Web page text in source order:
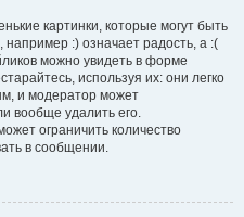
картинки, которые могут быть
:) означает радость, а :(
можно увидеть в форме
используя их: они легко
и модератор может
вообще удалить его.
ограничить количество
в сообщении.